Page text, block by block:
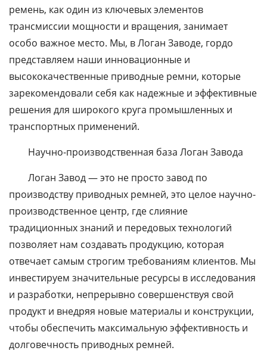
ремень, как один из ключевых элементов
трансмиссии мощности и вращения, занимает
особо важное место. Мы, в Логан Заводе, гордо
представляем наши инновационные и
высококачественные приводные ремни, которые
зарекомендовали себя как надежные и эффективные
решения для широкого круга промышленных и
транспортных применений.
Научно-производственная база Логан Завода
Логан Завод — это не просто завод по
производству приводных ремней, это целое научно-
производственное центр, где слияние
традиционных знаний и передовых технологий
позволяет нам создавать продукцию, которая
отвечает самым строгим требованиям клиентов. Мы
инвестируем значительные ресурсы в исследования
и разработки, непрерывно совершенствуя свой
продукт и внедряя новые материалы и конструкции,
чтобы обеспечить максимальную эффективность и
долговечность приводных ремней.